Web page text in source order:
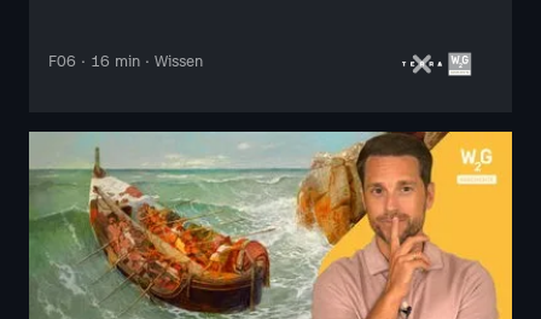
F06 · 16 min · Wissen